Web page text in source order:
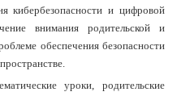
кибербезопасности и цифровой
внимания родительской и
обеспечения безопасности
уроки, родительские